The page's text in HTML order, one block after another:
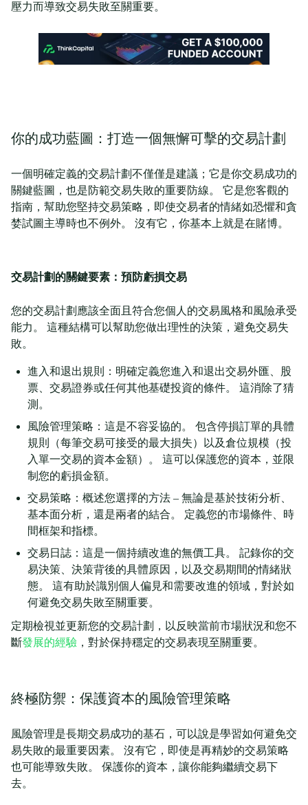
壓力而導致交易失敗至關重要。
你的成功藍圖：打造一個無懈可擊的交易計劃
一個明確定義的交易計劃不僅僅是建議；它是你交易成功的
關鍵藍圖，也是防範交易失敗的重要防線。 它是您客觀的
指南，幫助您堅持交易策略，即使交易者的情緒如恐懼和貪
婪試圖主導時也不例外。 沒有它，你基本上就是在賭博。
交易計劃的關鍵要素：預防虧損交易
您的交易計劃應該全面且符合您個人的交易風格和風險承受
能力。 這種結構可以幫助您做出理性的決策，避免交易失
敗。
進入和退出規則：明確定義您進入和退出交易外匯、股
票、交易證券或任何其他基礎投資的條件。 這消除了猜
測。
風險管理策略：這是不容妥協的。 包含停損訂單的具體
規則（每筆交易可接受的最大損失）以及倉位規模（投
入單一交易的資本金額）。 這可以保護您的資本，並限
制您的虧損金額。
交易策略：概述您選擇的方法 – 無論是基於技術分析、
基本面分析，還是兩者的結合。 定義您的市場條件、時
間框架和指標。
交易日誌：這是一個持續改進的無價工具。 記錄你的交
易決策、決策背後的具體原因，以及交易期間的情緒狀
態。 這有助於識別個人偏見和需要改進的領域，對於如
何避免交易失敗至關重要。
定期檢視並更新您的交易計劃，以反映當前市場狀況和您不
斷發展的經驗 ，對於保持穩定的交易表現至關重要。
終極防禦：保護資本的風險管理策略
風險管理是長期交易成功的基石，可以說是學習如何避免交
易失敗的最重要因素。 沒有它，即使是再精妙的交易策略
也可能導致失敗。 保護你的資本，讓你能夠繼續交易下
去。